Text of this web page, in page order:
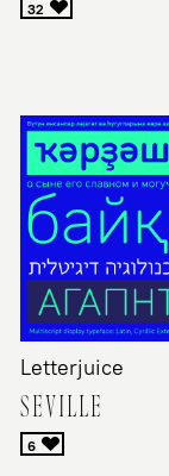
Letterjuice
SEVILLE